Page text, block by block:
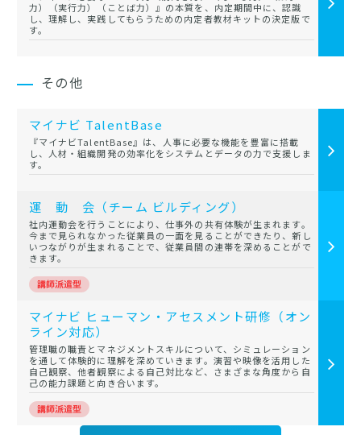
力）（実行力）（ことば力）』の本質を、内定期間中に、認識
し、理解し、実践してもらうための内定者教材キットの決定版で
す。
その他
マイナビ TalentBase
『マイナビTalentBase』は、人事に必要な機能を豊富に搭載
し、人材・組織開発の効率化をシステムとデータの力で支援しま
す。
運 動 会（チーム ビルディング）
社内運動会を行うことにより、仕事外の共有体験が生まれます。
今まで見られなかった従業員の一面を見ることができたり、新し
いつながりが生まれることで、従業員間の連帯を深めることがで
きます。
マイナビ ヒューマン・アセスメント研修（オン
ライン対応）
管理職の職責とマネジメントスキルについて、シミュレーション
を通して体験的に理解を深めていきます。演習や映像を活用した
自己観察、他者観察による自己対比など、さまざまな角度から自
己の能力課題と向き合います。